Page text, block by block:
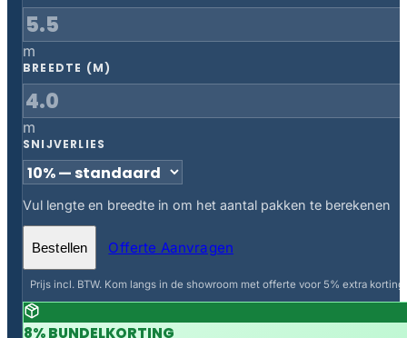
m
BREEDTE (M)
m
SNIJVERLIES
Vul lengte en breedte in om het aantal pakken te berekenen
Bestellen Offerte Aanvragen
Prijs incl. BTW. Kom langs in de showroom met offerte voor 5% extra korting.
8% BUNDELKORTING